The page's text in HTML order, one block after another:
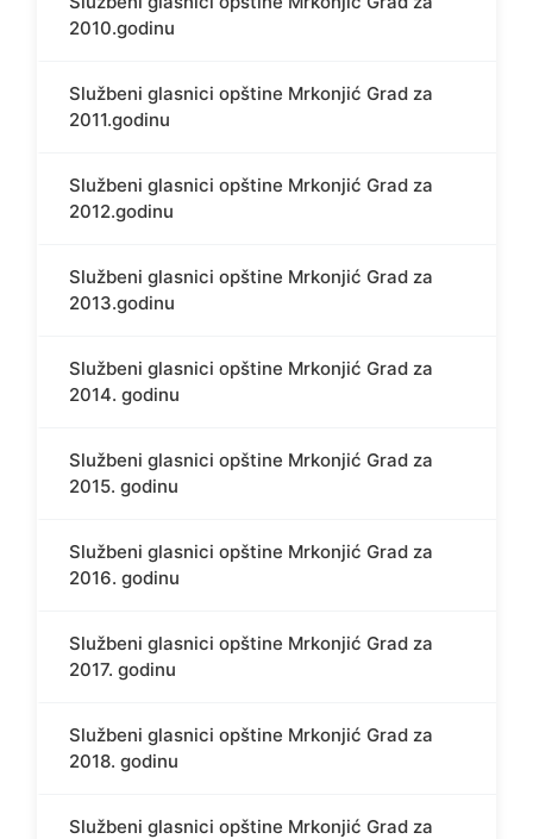
2010.godinu
Službeni glasnici opštine Mrkonjić Grad za
2011.godinu
Službeni glasnici opštine Mrkonjić Grad za
2012.godinu
Službeni glasnici opštine Mrkonjić Grad za
2013.godinu
Službeni glasnici opštine Mrkonjić Grad za
2014. godinu
Službeni glasnici opštine Mrkonjić Grad za
2015. godinu
Službeni glasnici opštine Mrkonjić Grad za
2016. godinu
Službeni glasnici opštine Mrkonjić Grad za
2017. godinu
Službeni glasnici opštine Mrkonjić Grad za
2018. godinu
Službeni glasnici opštine Mrkonjić Grad za